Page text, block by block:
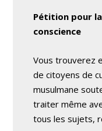
Pétition pour
conscience
Vous trouverez
de citoyens de
musulmane
traiter même
tous les sujets,